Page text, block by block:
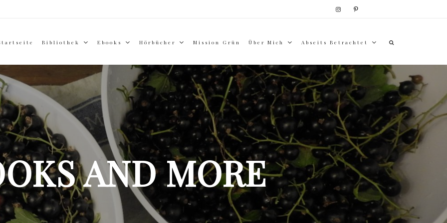
Bibliothek Ebooks Hörbücher Mission Grün Über Mich Abseits Betrachtet
AND MORE